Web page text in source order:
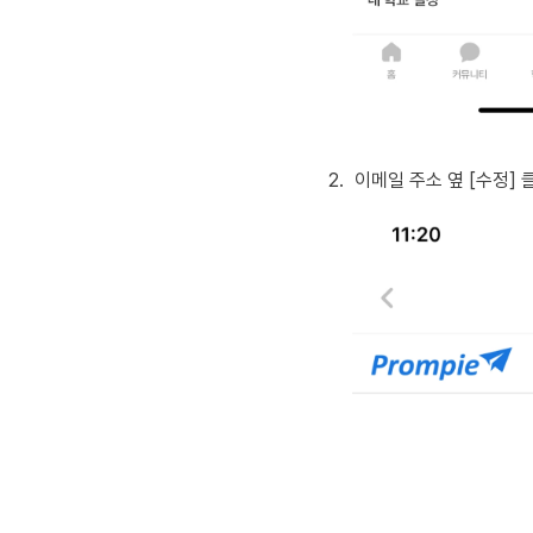
2. 이메일 주소 옆 [수정]